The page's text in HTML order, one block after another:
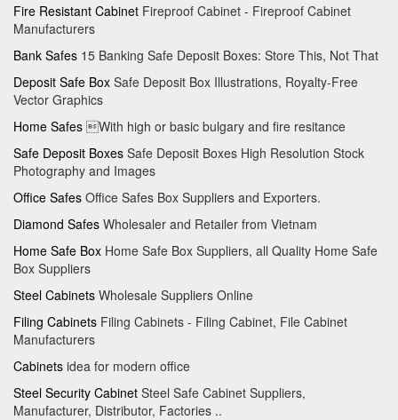
Fire Resistant Cabinet Fireproof Cabinet - Fireproof Cabinet
Manufacturers
Bank Safes 15 Banking Safe Deposit Boxes: Store This, Not That
Deposit Safe Box Safe Deposit Box Illustrations, Royalty-Free
Vector Graphics
Home Safes With high or basic bulgary and fire resitance
Safe Deposit Boxes Safe Deposit Boxes High Resolution Stock
Photography and Images
Office Safes Office Safes Box Suppliers and Exporters.
Diamond Safes Wholesaler and Retailer from Vietnam
Home Safe Box Home Safe Box Suppliers, all Quality Home Safe
Box Suppliers
Steel Cabinets Wholesale Suppliers Online
Filing Cabinets Filing Cabinets - Filing Cabinet, File Cabinet
Manufacturers
Cabinets idea for modern office
Steel Security Cabinet Steel Safe Cabinet Suppliers,
Manufacturer, Distributor, Factories ..